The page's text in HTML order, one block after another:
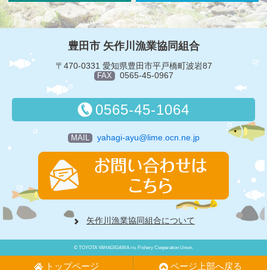
豊田市 矢作川漁業協同組合
〒470-0331 愛知県豊田市平戸橋町波岩87
FAX 0565-45-0967
0565-45-1064
MAIL yahagi-ayu@lime.ocn.ne.jp
矢作川漁業協同組合について
© TOYOTA YAHAGIGAWA riv. Fishery Cooperation Union.
トップページ ページ上部へ戻る